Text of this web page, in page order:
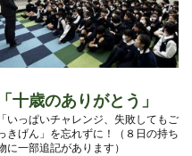
「十歳のありがとう」
「いっぱいチャレンジ、失敗してもご
きげん」を忘れずに！（８日の持ち
に一部追記があります）